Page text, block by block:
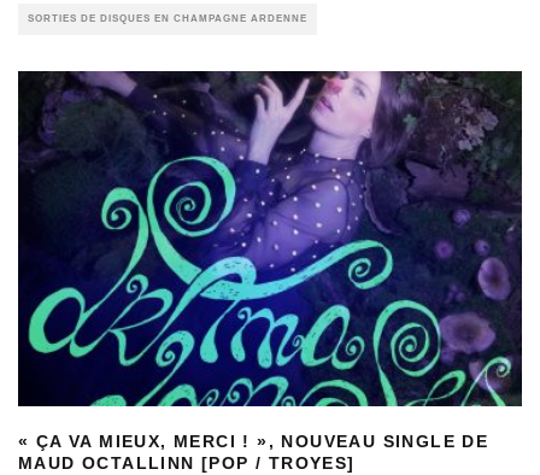
SORTIES DE DISQUES EN CHAMPAGNE ARDENNE
« ÇA VA MIEUX, MERCI ! », NOUVEAU SINGLE DE
MAUD OCTALLINN [POP / TROYES]